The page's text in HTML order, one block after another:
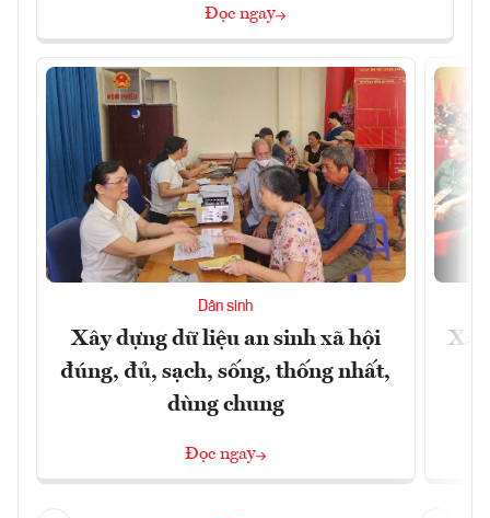
Đọc ngay
Dân sinh
Xây dựng dữ liệu an sinh xã hội
đúng, đủ, sạch, sống, thống nhất,
dùng chung
Đọc ngay